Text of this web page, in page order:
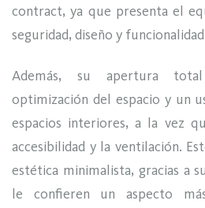
contract, ya que presenta el
seguridad, diseño y
Además, su apertura
optimización del espacio y un
espacios interiores, a la vez
accesibilidad y la ventilación.
estética minimalista, gracias a
le confieren un aspecto